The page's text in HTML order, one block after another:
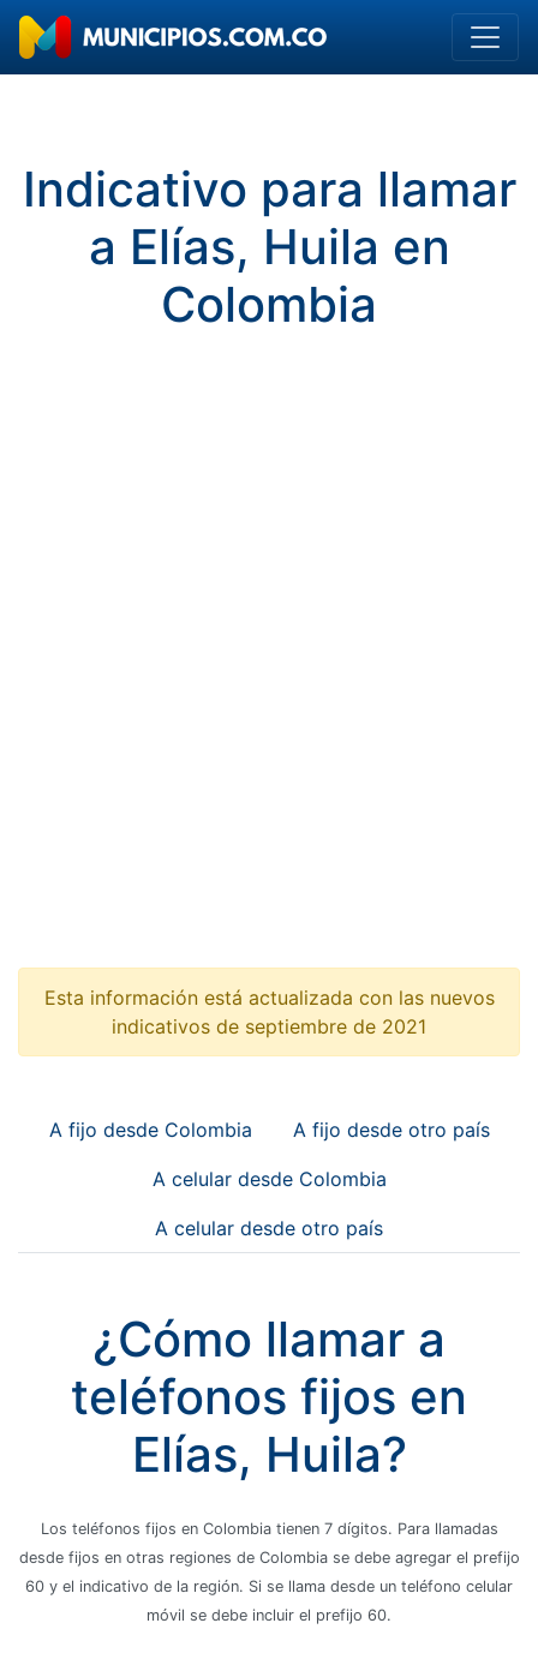
Indicativo para llamar
a Elías, Huila en
Colombia
Esta información está actualizada con las nuevos
indicativos de septiembre de 2021
A fijo desde Colombia A fijo desde otro país
A celular desde Colombia
A celular desde otro país
¿Cómo llamar a
teléfonos fijos en
Elías, Huila?
Los teléfonos fijos en Colombia tienen 7 dígitos. Para llamadas
desde fijos en otras regiones de Colombia se debe agregar el prefijo
60 y el indicativo de la región. Si se llama desde un teléfono celular
móvil se debe incluir el prefijo 60.